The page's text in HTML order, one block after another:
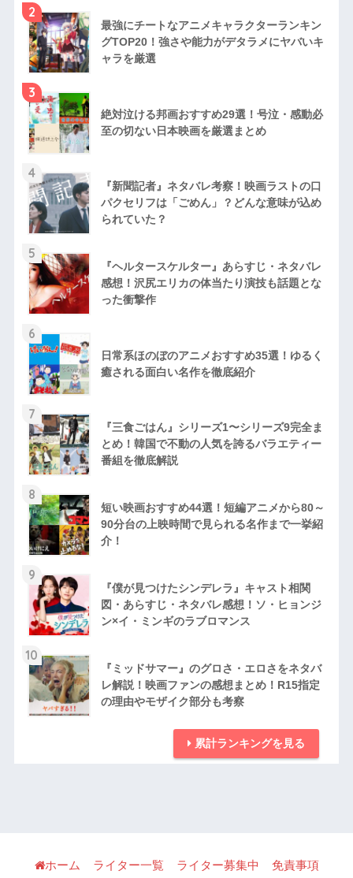
2
最強にチートなアニメキャラクターランキン
グTOP20！強さや能力がデタラメにヤバいキ
ャラを厳選
3
絶対泣ける邦画おすすめ29選！号泣・感動必
至の切ない日本映画を厳選まとめ
4
『新聞記者』ネタバレ考察！映画ラストの口
パクセリフは「ごめん」？どんな意味が込め
られていた？
5
『ヘルタースケルター』あらすじ・ネタバレ
感想！沢尻エリカの体当たり演技も話題とな
った衝撃作
6
日常系ほのぼのアニメおすすめ35選！ゆるく
癒される面白い名作を徹底紹介
7
『三食ごはん』シリーズ1〜シリーズ9完全ま
とめ！韓国で不動の人気を誇るバラエティー
番組を徹底解説
8
短い映画おすすめ44選！短編アニメから80～
90分台の上映時間で見られる名作まで一挙紹
介！
9
『僕が見つけたシンデレラ』キャスト相関
図・あらすじ・ネタバレ感想！ソ・ヒョンジ
ン×イ・ミンギのラブロマンス
10
『ミッドサマー』のグロさ・エロさをネタバ
レ解説！映画ファンの感想まとめ！R15指定
の理由やモザイク部分も考察
累計ランキングを見る
ホーム ライター一覧 ライター募集中 免責事項